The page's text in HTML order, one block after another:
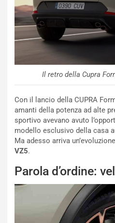
Il retro della Cupra
Con il lancio della CUPRA
amanti della potenza ad alte
sportivo avevano avuto
modello esclusivo della casa
Ma adesso arriva
VZ5.
Parola d’ordine:
NOTIZIE
N